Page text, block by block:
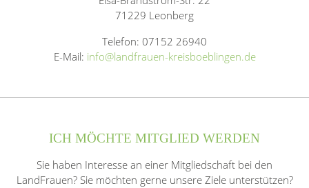
71229 Leonberg
Telefon: 07152 26940
E-Mail: info@landfrauen-kreisboeblingen.de
ICH MÖCHTE MITGLIED WERDEN
Sie haben Interesse an einer Mitgliedschaft bei den
LandFrauen? Sie möchten gerne unsere Ziele unterstützen?